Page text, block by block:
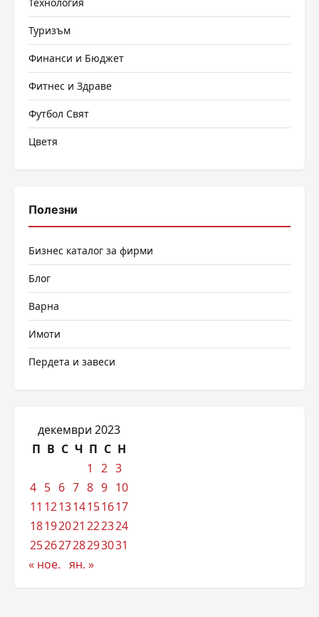
Технология
Туризъм
Финанси и Бюджет
Фитнес и Здраве
Футбол Свят
Цветя
Полезни
Бизнес каталог за фирми
Блог
Варна
Имоти
Пердета и завеси
декември 2023
П В С Ч П С Н
1
2 3
4 5 6 7 8 9 10
11 121314151617
18192021 222324
25262728293031
« ное. ян. »